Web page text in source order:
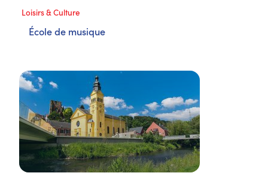
Loisirs & Culture
École de musique